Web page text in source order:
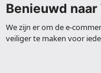
Benieuwd
We zijn er om de e-
veiliger te maken voor